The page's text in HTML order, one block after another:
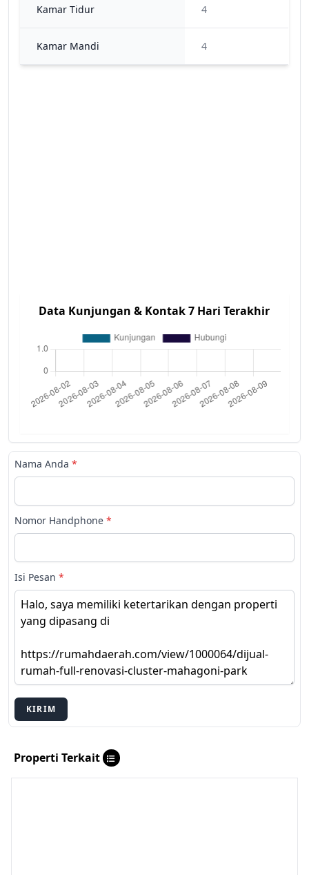
Kamar Tidur 4
Kamar Mandi 4
Data Kunjungan & Kontak 7 Hari Terakhir
Nama Anda *
Nomor Handphone *
Isi Pesan *
KIRIM
Properti Terkait